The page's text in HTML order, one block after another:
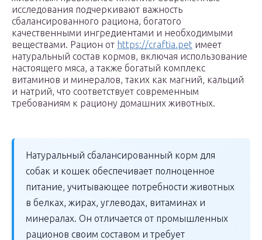
исследования подчеркивают важность
сбалансированного рациона, богатого
качественными ингредиентами и необходимыми
веществами. Рацион от https://craftia.pet имеет
натуральный состав кормов, включая использование
настоящего мяса, а также богатый комплекс
витаминов и минералов, таких как магний, кальций
и натрий, что соответствует современным
требованиям к рациону домашних животных.
Натуральный сбалансированный корм для
собак и кошек обеспечивает полноценное
питание, учитывающее потребности животных
в белках, жирах, углеводах, витаминах и
минералах. Он отличается от промышленных
рационов своим составом и требует